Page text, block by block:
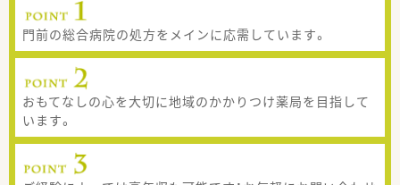
門前の総合病院の処方をメインに応需しています。
おもてなしの心を大切に地域のかかりつけ薬局を目指して
います。